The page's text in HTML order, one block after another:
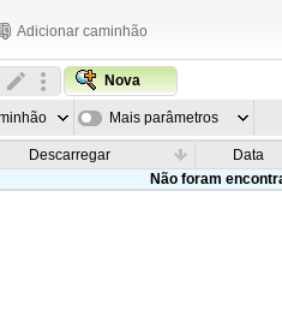
Adicionar caminhão
Nova
Mais parâmetros
Descarregar
Data
Não foram